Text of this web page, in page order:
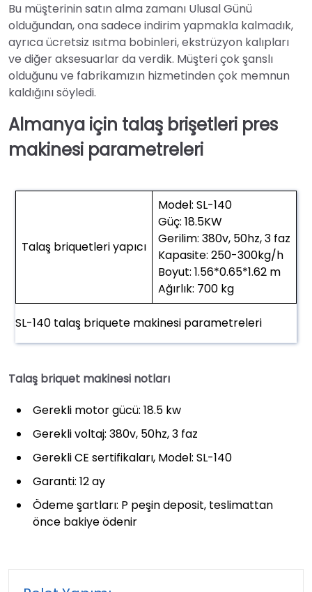
Bu müşterinin satın alma zamanı Ulusal Günü
olduğundan, ona sadece indirim yapmakla kalmadık,
ayrıca ücretsiz ısıtma bobinleri, ekstrüzyon kalıpları
ve diğer aksesuarlar da verdik. Müşteri çok şanslı
olduğunu ve fabrikamızın hizmetinden çok memnun
kaldığını söyledi.
Almanya için talaş brişetleri pres
makinesi parametreleri
Talaş briquetleri yapıcı
Model: SL-140
Güç: 18.5KW
Gerilim: 380v, 50hz, 3 faz
Kapasite: 250-300kg/h
Boyut: 1.56*0.65*1.62 m
Ağırlık: 700 kg
SL-140 talaş briquete makinesi parametreleri
Talaş briquet makinesi notları
Gerekli motor gücü: 18.5 kw
Gerekli voltaj: 380v, 50hz, 3 faz
Gerekli CE sertifikaları, Model: SL-140
Garanti: 12 ay
Ödeme şartları: P peşin deposit, teslimattan
önce bakiye ödenir